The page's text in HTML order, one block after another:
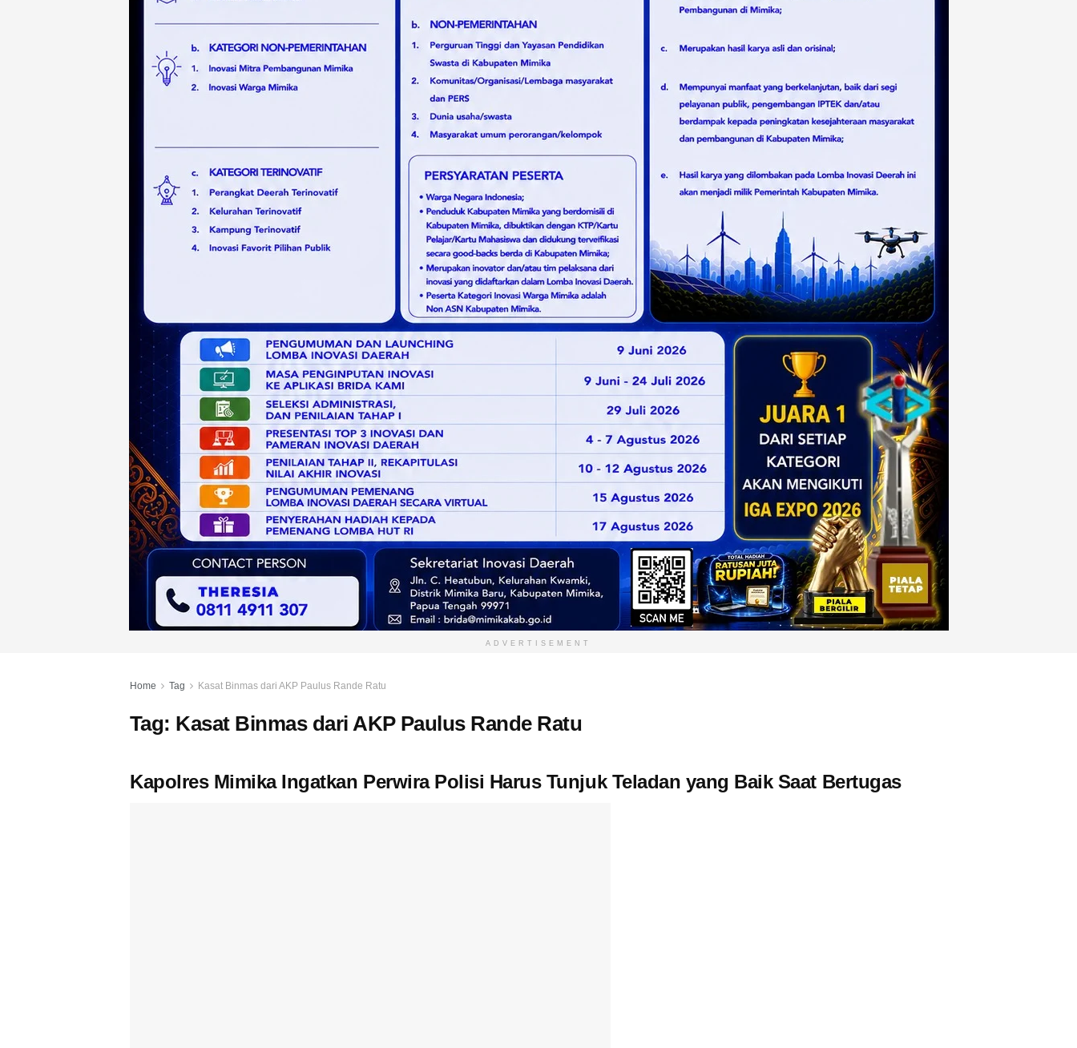
ADVERTISEMENT
Home Tag Kasat Binmas dari AKP Paulus Rande Ratu
Tag: Kasat Binmas dari AKP Paulus Rande Ratu
Kapolres Mimika Ingatkan Perwira Polisi Harus Tunjuk Teladan yang Baik Saat Bertugas